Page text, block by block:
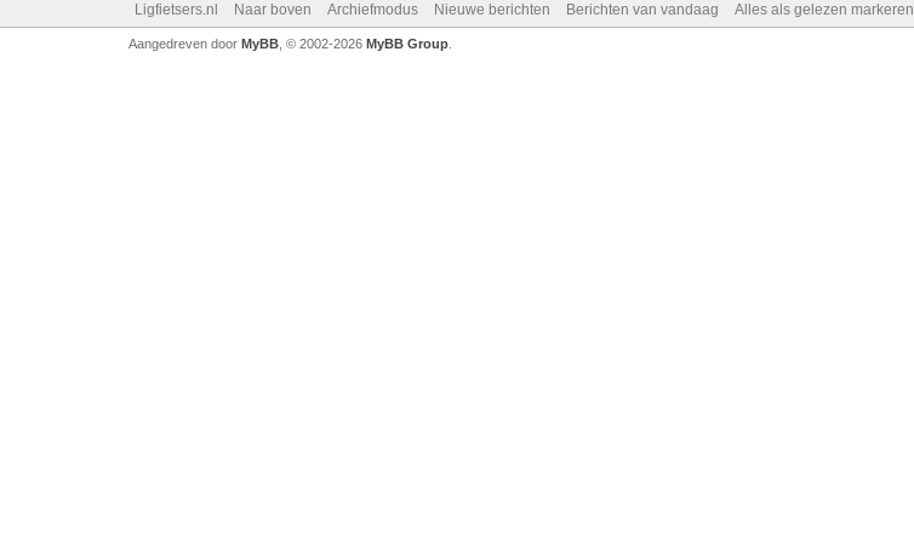
Ligfietsers.nl Naar boven Archiefmodus Nieuwe berichten Berichten van vandaag Alles als gelezen markeren
Aangedreven door MyBB, © 2002-2026 MyBB Group.